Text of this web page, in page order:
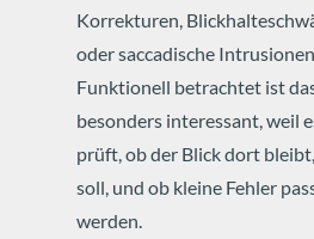
Korrekturen,
oder saccadische
Funktionell betrachtet ist
besonders interessant, weil
prüft, ob der Blick dort
soll, und ob kleine Fehler
werden.